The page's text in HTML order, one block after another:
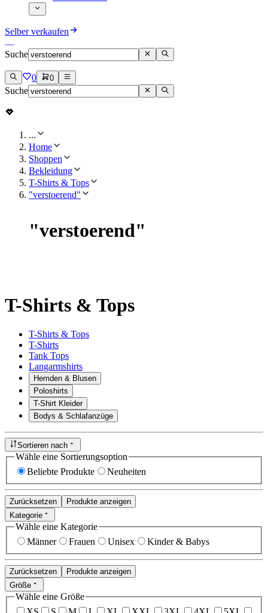
Selber verkaufen
Suche
0 0
Suche
...
Home
Shoppen
Bekleidung
T-Shirts & Tops
"verstoerend"
"verstoerend"
T-Shirts & Tops
T-Shirts & Tops
T-Shirts
Tank Tops
Langarmshirts
Hemden & Blusen
Poloshirts
T-Shirt Kleider
Bodys & Schlafanzüge
Sortieren nach
Wähle eine Sortierungsoption
Beliebte Produkte
Neuheiten
Zurücksetzen
Produkte anzeigen
Kategorie
Wähle eine Kategorie
Männer
Frauen Unisex Kinder & Babys
Zurücksetzen
Produkte anzeigen
Größe
Wähle eine Größe